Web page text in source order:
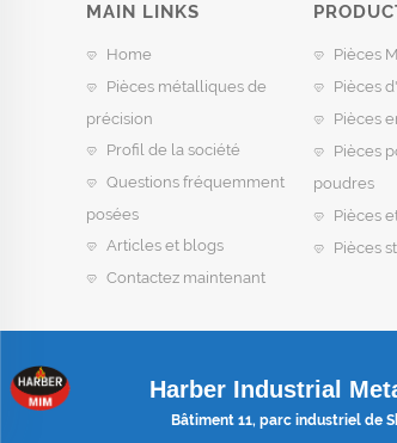
MAIN LINKS
Home
Pièces métalliques de
précision
Profil de la société
Questions fréquemment
posées
Articles et blogs
Contactez maintenant
Pièces
Pièces
Pièces
Pièces
poudres
Pièces
Pièces
Harber Industrial
Bâtiment 11, parc industriel de